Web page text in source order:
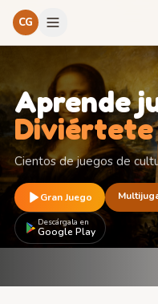
CG
Aprende
Diviértete
Cientos de juegos de
Gran Juego
Descárgala en
Google Play